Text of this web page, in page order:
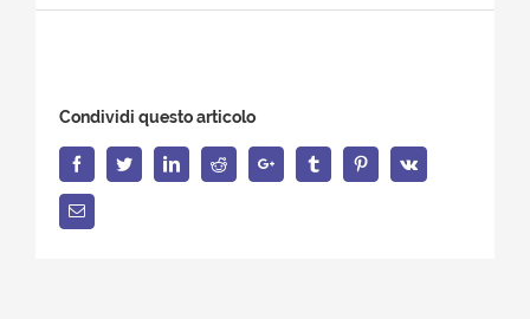
Condividi questo articolo
FacebookTwitterLinkedInReddit Google+ Tumblr PinterestVk
Email